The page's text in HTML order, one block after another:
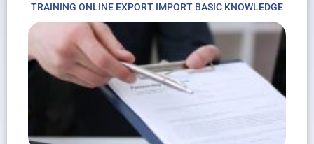
TRAINING ONLINE EXPORT IMPORT BASIC KNOWLEDGE